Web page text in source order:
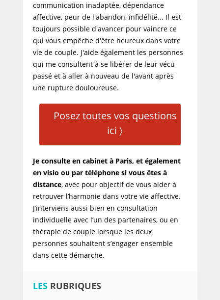
communication inadaptée, dépendance
affective, peur de l'abandon, infidélité... Il est
toujours possible d'avancer pour vaincre ce
qui vous empêche d'être heureux dans votre
vie de couple. J'aide également les personnes
qui me consultent à se libérer de leur vécu
passé et à aller à nouveau de l'avant après
une rupture douloureuse.
Posez toutes vos questions
ici 〉
Je consulte en cabinet à Paris, et également
en visio ou par téléphone si vous êtes à
distance, avec pour objectif de vous aider à
retrouver l’harmonie dans votre vie affective.
J’interviens aussi bien en consultation
individuelle avec l’un des partenaires, ou en
thérapie de couple lorsque les deux
personnes souhaitent s’engager ensemble
dans cette démarche.
LESRUBRIQUES